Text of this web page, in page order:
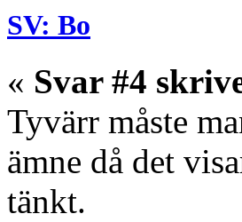
SV: Bo
« Svar #4
Tyvärr måste
ämne då det
tänkt.